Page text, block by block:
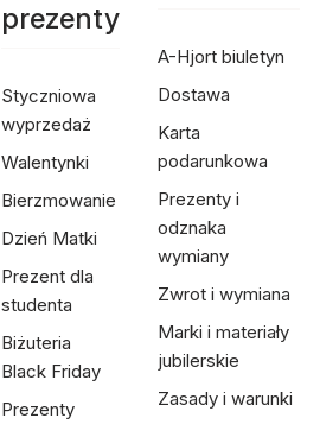
prezenty
Styczniowa
wyprzedaż
Walentynki
Bierzmowanie
Dzień Matki
Prezent dla
studenta
Biżuteria
Black Friday
Prezenty
A-Hjort biuletyn
Dostawa
Karta
podarunkowa
Prezenty i
odznaka
wymiany
Zwrot i wymiana
Marki i materiały
jubilerskie
Zasady i warunki